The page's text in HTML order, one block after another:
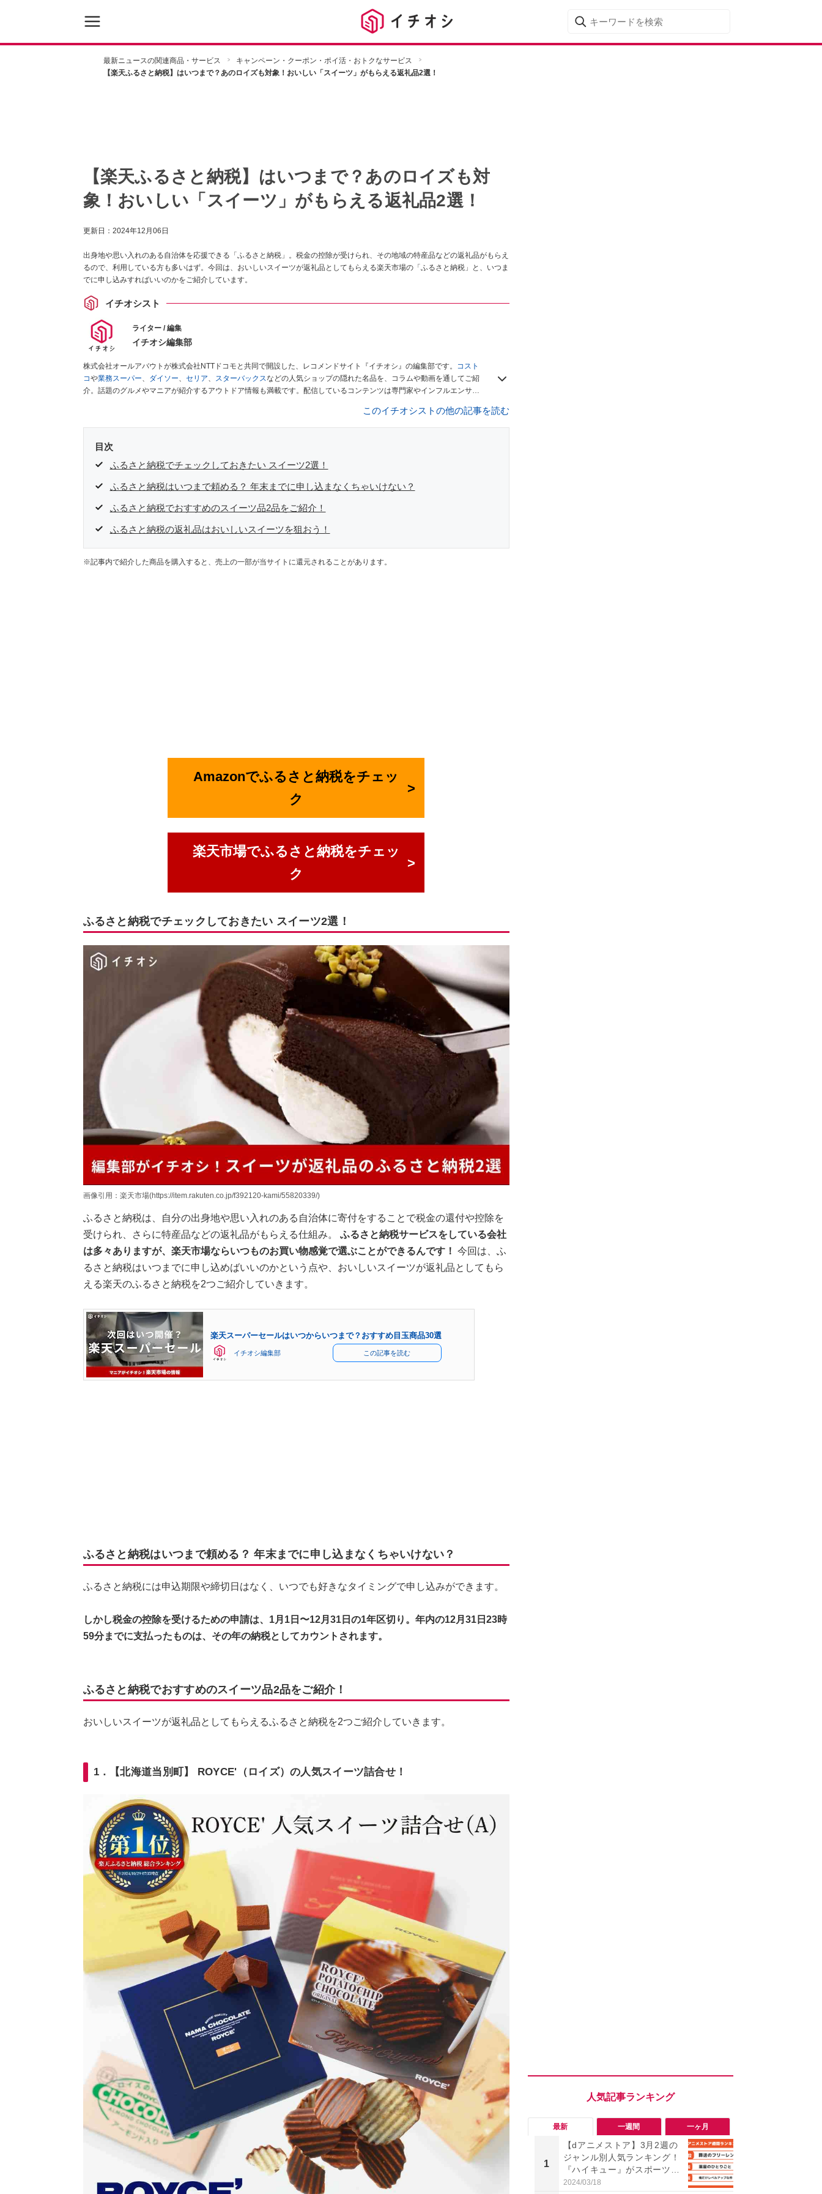
最新ニュースの関連商品・サービス
キャンペーン・クーポン・ポイ活・おトクなサービス
【楽天ふるさと納税】はいつまで？あのロイズも対象！おいしい「スイーツ」がもらえる返礼品2選！
【楽天ふるさと納税】はいつまで？あのロイズも対
象！おいしい「スイーツ」がもらえる返礼品2選！
更新日： 2024年12月06日
出身地や思い入れのある自治体を応援できる「ふるさと納税」。税金の控除が受けられ、その地域の特産品などの返礼品がもらえ
るので、利用している方も多いはず。今回は、おいしいスイーツが返礼品としてもらえる楽天市場の「ふるさと納税」と、いつま
でに申し込みすればいいのかをご紹介しています。
イチオシスト
ライター / 編集
イチオシ編集部
株式会社オールアバウトが株式会社NTTドコモと共同で開設した、レコメンドサイト『イチオシ』の編集部です。
コスト
コや業務スーパー、 ダイソー、 セリア、 スターバックスなどの人気ショップの隠れた名品を、コラムや動画を通してご紹
介。話題のグルメやマニアが紹介するアウトドア情報も満載です。配信しているコンテンツは専門家やインフルエンサー
このイチオシストの他の記事を読む
目次
ふるさと納税でチェックしておきたい スイーツ2選！
ふるさと納税はいつまで頼める？ 年末までに申し込まなくちゃいけない？
ふるさと納税でおすすめのスイーツ品2品をご紹介！
ふるさと納税の返礼品はおいしいスイーツを狙おう！
※記事内で紹介した商品を購入すると、売上の一部が当サイトに還元されることがあります。
Amazonでふるさと納税をチェッ
ク
楽天市場でふるさと納税をチェッ
ク
ふるさと納税でチェックしておきたい スイーツ2選！
画像引用：楽天市場(https://item.rakuten.co.jp/f392120-kami/55820339/)
ふるさと納税は、自分の出身地や思い入れのある自治体に寄付をすることで税金の還付や控除を
受けられ、さらに特産品などの返礼品がもらえる仕組み。 ふるさと納税サービスをしている会社
は多々ありますが、楽天市場ならいつものお買い物感覚で選ぶことができるんです！ 今回は、ふ
るさと納税はいつまでに申し込めばいいのかという点や、おいしいスイーツが返礼品としてもら
える楽天のふるさと納税を2つご紹介していきます。
楽天スーパーセールはいつからいつまで？おすすめ目玉商品30選
イチオシ編集部 この記事を読む
ふるさと納税はいつまで頼める？ 年末までに申し込まなくちゃいけない？
ふるさと納税には申込期限や締切日はなく、いつでも好きなタイミングで申し込みができます。
しかし税金の控除を受けるための申請は、1月1日〜12月31日の1年区切り。年内の12月31日23時
59分までに支払ったものは、その年の納税としてカウントされます。
ふるさと納税でおすすめのスイーツ品2品をご紹介！
おいしいスイーツが返礼品としてもらえるふるさと納税を2つご紹介していきます。
1．【北海道当別町】 ROYCE'（ロイズ）の人気スイーツ詰合せ！
最新 一週間 一ヶ月
1
【dアニメストア】3月2週の
ジャンル別人気ランキング！
『ハイキュー』がスポーツジ
ャンル上位を独占！
2024/03/18